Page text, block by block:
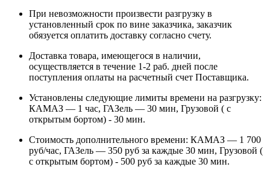
При невозможности произвести разгрузку в
установленный срок по вине заказчика, заказчик
обязуется оплатить доставку согласно счету.
Доставка товара, имеющегося в наличии,
осуществляется в течение 1-2 раб. дней после
поступления оплаты на расчетный счет Поставщика.
Установлены следующие лимиты времени на разгрузку:
КАМАЗ — 1 час, ГАЗель — 30 мин, Грузовой ( с
открытым бортом) - 30 мин.
Стоимость дополнительного времени: КАМАЗ — 1 700
руб/час, ГАЗель — 350 руб за каждые 30 мин, Грузовой (
с открытым бортом) - 500 руб за каждые 30 мин.